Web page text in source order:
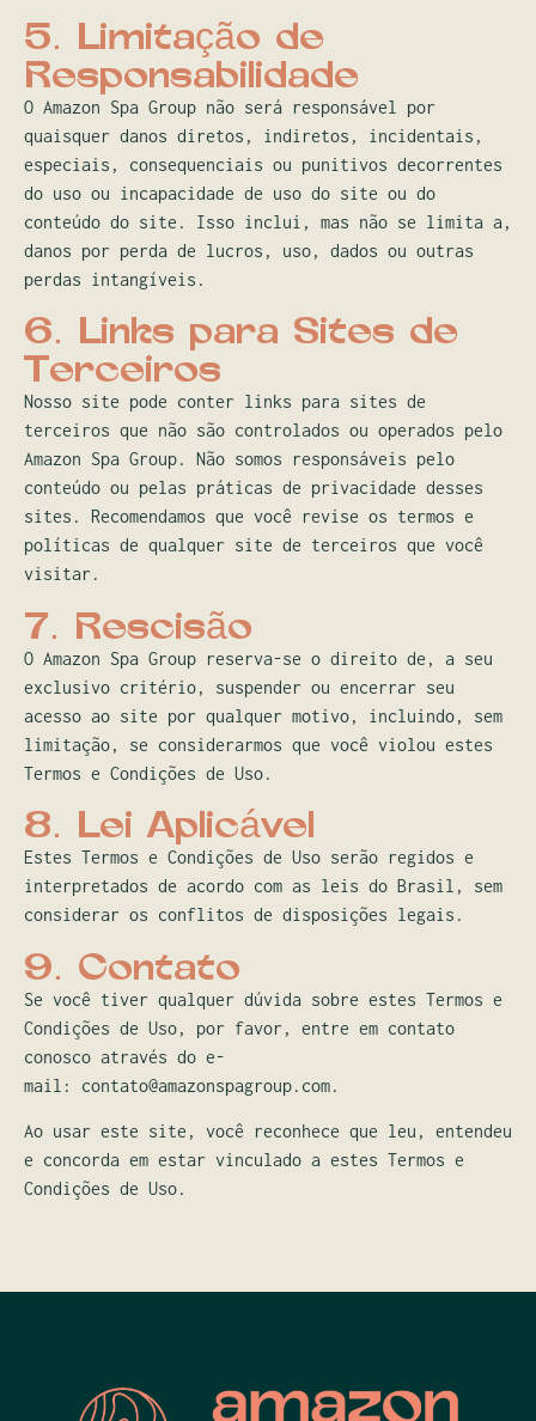
5. Limitação de
Responsabilidade
O Amazon Spa Group não será responsável por
quaisquer danos diretos, indiretos, incidentais,
especiais, consequenciais ou punitivos decorrentes
do uso ou incapacidade de uso do site ou do
conteúdo do site. Isso inclui, mas não se limita a,
danos por perda de lucros, uso, dados ou outras
perdas intangíveis.
6. Links para Sites de
Terceiros
Nosso site pode conter links para sites de
terceiros que não são controlados ou operados pelo
Amazon Spa Group. Não somos responsáveis pelo
conteúdo ou pelas práticas de privacidade desses
sites. Recomendamos que você revise os termos e
políticas de qualquer site de terceiros que você
visitar.
7. Rescisão
O Amazon Spa Group reserva-se o direito de, a seu
exclusivo critério, suspender ou encerrar seu
acesso ao site por qualquer motivo, incluindo, sem
limitação, se considerarmos que você violou estes
Termos e Condições de Uso.
8. Lei Aplicável
Estes Termos e Condições de Uso serão regidos e
interpretados de acordo com as leis do Brasil, sem
considerar os conflitos de disposições legais.
9. Contato
Se você tiver qualquer dúvida sobre estes Termos e
Condições de Uso, por favor, entre em contato
conosco através do e-
mail: contato@amazonspagroup.com.
Ao usar este site, você reconhece que leu, entendeu
e concorda em estar vinculado a estes Termos e
Condições de Uso.